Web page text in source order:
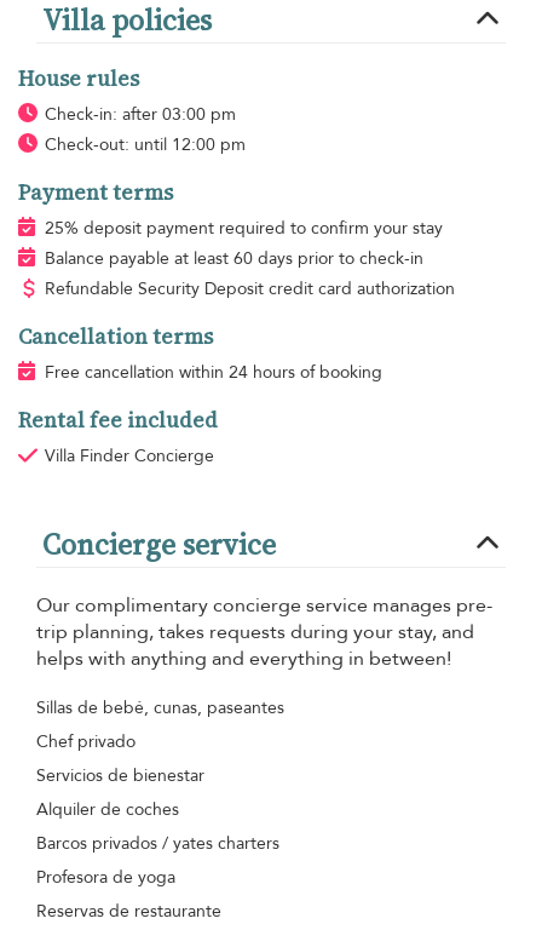
Villa policies
House rules
Check-in: after 03:00 pm
Check-out: until 12:00 pm
Payment terms
25% deposit payment required to confirm your stay
Balance payable at least 60 days prior to check-in
Refundable Security Deposit credit card authorization
Cancellation terms
Free cancellation within 24 hours of booking
Rental fee included
Villa Finder Concierge
Concierge service
Our complimentary concierge service manages pre-
trip planning, takes requests during your stay, and
helps with anything and everything in between!
Sillas de bebé, cunas, paseantes
Chef privado
Servicios de bienestar
Alquiler de coches
Barcos privados / yates charters
Profesora de yoga
Reservas de restaurante